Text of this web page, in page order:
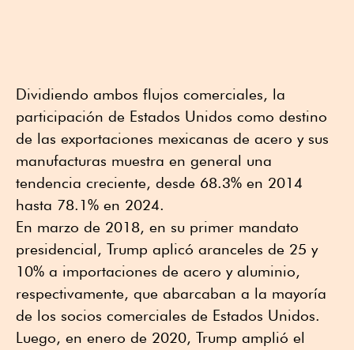
Dividiendo ambos flujos comerciales, la
participación de Estados Unidos como destino
de las exportaciones mexicanas de acero y sus
manufacturas muestra en general una
tendencia creciente, desde 68.3% en 2014
hasta 78.1% en 2024.
En marzo de 2018, en su primer mandato
presidencial, Trump aplicó aranceles de 25 y
10% a importaciones de acero y aluminio,
respectivamente, que abarcaban a la mayoría
de los socios comerciales de Estados Unidos.
Luego, en enero de 2020, Trump amplió el